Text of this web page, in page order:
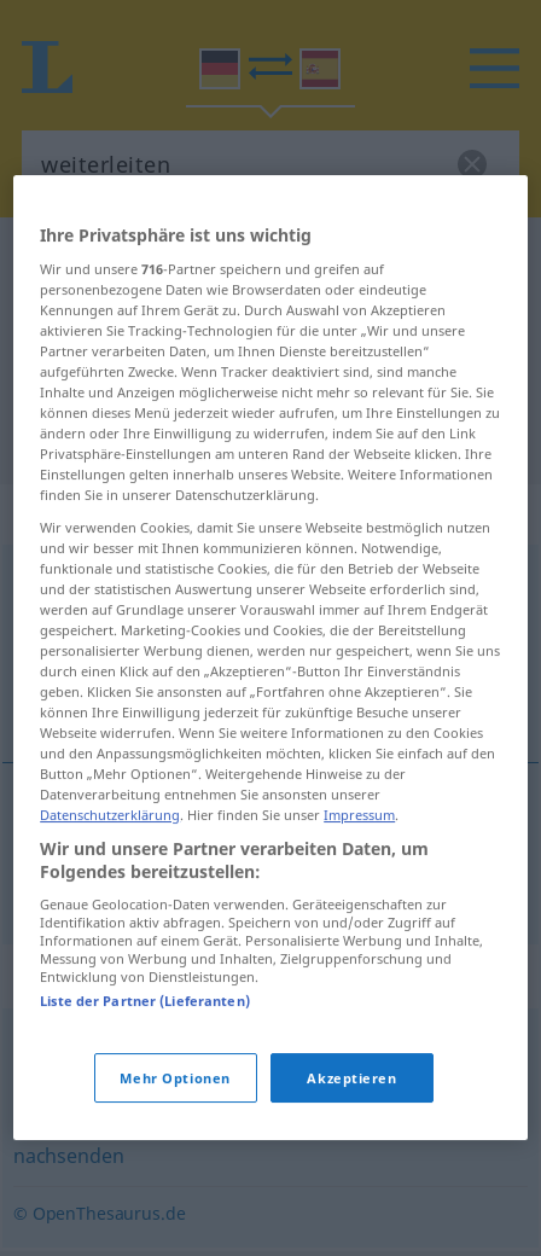
Deutsch-Spanisch Übersetzung für
"weiterleiten"
"weiterleiten" Spanisch
Übersetzung
: transitives Verb
weiterleitenv/t <sep>
Übersicht aller Übersetzungen
(Für mehr Details die Übersetzung anklicken/antippen)
transmitir, cursar
transmitir weiterleiten
cursar
Synonyme für "weiterleiten"
überweisen,abgeben,übergeben,durchgeben
weitergeben
nachsenden
© OpenThesaurus.de
Ihre Privatsphäre ist uns wichtig
Wir und unsere716-Partner speichern und greifen auf
personenbezogene Daten wie Browserdaten oder eindeutige
Kennungen auf Ihrem Gerät zu. Durch Auswahl von Akzeptieren
aktivieren Sie Tracking-Technologien für die unter „Wir und unsere
Partner verarbeiten Daten, um Ihnen Dienste bereitzustellen“
aufgeführten Zwecke. Wenn Tracker deaktiviert sind, sind manche
Inhalte und Anzeigen möglicherweise nicht mehr so relevant für Sie. Sie
können dieses Menü jederzeit wieder aufrufen, um Ihre Einstellungen zu
ändern oder Ihre Einwilligung zu widerrufen, indem Sie auf den Link
Privatsphäre-Einstellungen am unteren Rand der Webseite klicken. Ihre
Einstellungen gelten innerhalb unseres Website. Weitere Informationen
finden Sie in unserer Datenschutzerklärung.
Wir verwenden Cookies, damit Sie unsere Webseite bestmöglich nutzen
und wir besser mit Ihnen kommunizieren können. Notwendige,
funktionale und statistische Cookies, die für den Betrieb der Webseite
und der statistischen Auswertung unserer Webseite erforderlich sind,
werden auf Grundlage unserer Vorauswahl immer auf Ihrem Endgerät
gespeichert. Marketing-Cookies und Cookies, die der Bereitstellung
personalisierter Werbung dienen, werden nur gespeichert, wenn Sie uns
durch einen Klick auf den „Akzeptieren“-Button Ihr Einverständnis
geben. Klicken Sie ansonsten auf „Fortfahren ohne Akzeptieren“. Sie
können Ihre Einwilligung jederzeit für zukünftige Besuche unserer
Webseite widerrufen. Wenn Sie weitere Informationen zu den Cookies
und den Anpassungsmöglichkeiten möchten, klicken Sie einfach auf den
Button „Mehr Optionen“. Weitergehende Hinweise zu der
Datenverarbeitung entnehmen Sie ansonsten unserer
Datenschutzerklärung. Hier finden Sie unserImpressum.
Wir und unsere Partner verarbeiten Daten, um
Folgendes bereitzustellen:
Genaue Geolocation-Daten verwenden. Geräteeigenschaften zur
Identifikation aktiv abfragen. Speichern von und/oder Zugriff auf
Informationen auf einem Gerät. Personalisierte Werbung und Inhalte,
Messung von Werbung und Inhalten, Zielgruppenforschung und
Entwicklung von Dienstleistungen.
Liste der Partner (Lieferanten)
Mehr Optionen Akzeptieren